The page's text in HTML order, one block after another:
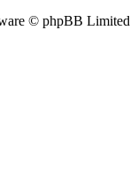
© phpBB Limited